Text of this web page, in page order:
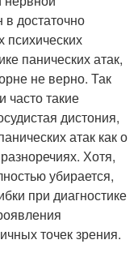
достаточно
психических
панических атак,
не верно. Так
часто такие
дистония,
атак как о
Хотя,
убирается,
при диагностике
точек зрения.